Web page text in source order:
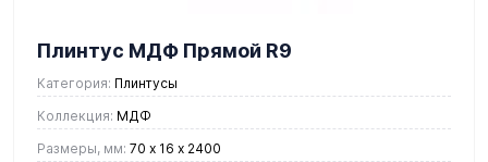
Плинтус МДФ Прямой R9
Категория: Плинтусы
Коллекция: МДФ
Размеры, мм: 70 х 16 х 2400